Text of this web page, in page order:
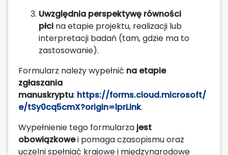
Uwzględnia perspektywę równości
płci na etapie projektu, realizacji lub
interpretacji badań (tam, gdzie ma to
zastosowanie).
Formularz należy wypełnić na etapie
zgłaszania
manuskryptu: https://forms.cloud.microsoft/
e/tSy0cq5cmX?origin=lprLink.
Wypełnienie tego formularza jest
obowiązkowei pomaga czasopismu oraz
uczelni spełniać krajowe i międzynarodowe